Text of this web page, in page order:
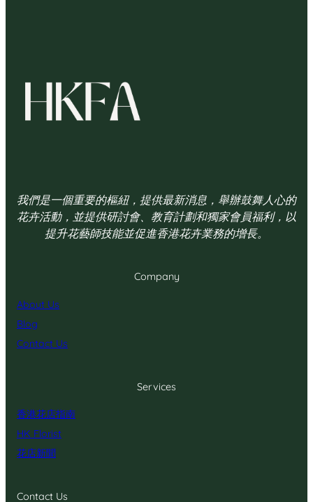
我們是一個重要的樞紐，提供最新消息，舉辦鼓舞人心的
花卉活動，並提供研討會、教育計劃和獨家會員福利，以
提升花藝師技能並促進香港花卉業務的增長。
Company
About Us
Blog
Contact Us
Services
香港花店指南
HK Florist
花店新聞
Contact Us